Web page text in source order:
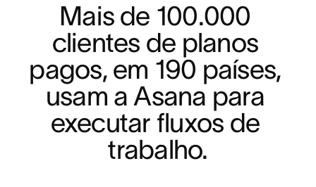
Mais de 100.000
clientes de planos
pagos, em 190 países,
usam a Asana para
executar fluxos de
trabalho.